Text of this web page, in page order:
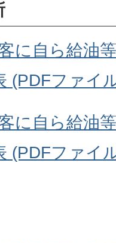
に自ら給油
(PDFファイ
に自ら給油
(PDFファイ